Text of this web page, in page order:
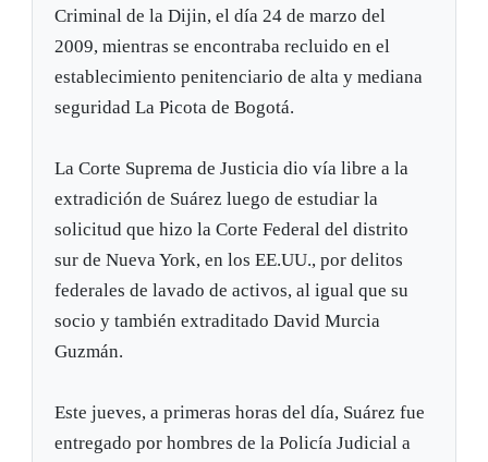
Criminal de la Dijin, el día 24 de marzo del
2009, mientras se encontraba recluido en el
establecimiento penitenciario de alta y mediana
seguridad La Picota de Bogotá.
La Corte Suprema de Justicia dio vía libre a la
extradición de Suárez luego de estudiar la
solicitud que hizo la Corte Federal del distrito
sur de Nueva York, en los EE.UU., por delitos
federales de lavado de activos, al igual que su
socio y también extraditado David Murcia
Guzmán.
Este jueves, a primeras horas del día, Suárez fue
entregado por hombres de la Policía Judicial a